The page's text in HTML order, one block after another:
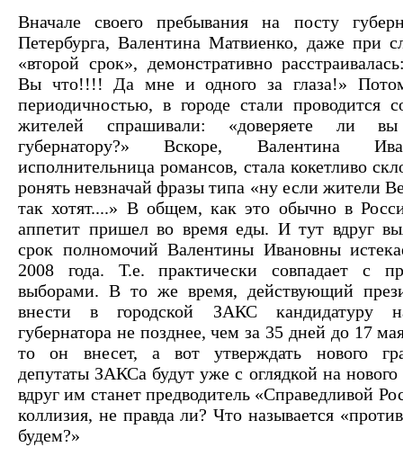
Вначале своего пребывания на посту
Петербурга, Валентина Матвиенко, даже при
«второй срок», демонстративно
Вы что!!!! Да мне и одного за глаза!»
периодичностью, в городе стали проводится
жителей спрашивали: «доверяете ли
губернатору?» Вскоре, Валентина
исполнительница романсов, стала кокетливо
ронять невзначай фразы типа «ну если жители
так хотят....» В общем, как это обычно в
аппетит пришел во время еды. И тут вдруг
срок полномочий Валентины Ивановны
2008 года. Т.е. практически совпадает с
выборами. В то же время, действующий
внести в городской ЗАКС кандидатуру
губернатора не позднее, чем за 35 дней до 17
то он внесет, а вот утверждать нового
депутаты ЗАКСа будут уже с оглядкой на
вдруг им станет предводитель «Справедливой
коллизия, не правда ли? Что называется
будем?»